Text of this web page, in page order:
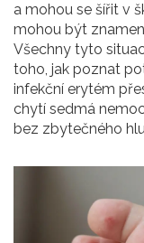
a mohou se šířit v
mohou být
Všechny tyto
toho, jak poznat
infekční erytém
chytí sedmá
bez zbytečného